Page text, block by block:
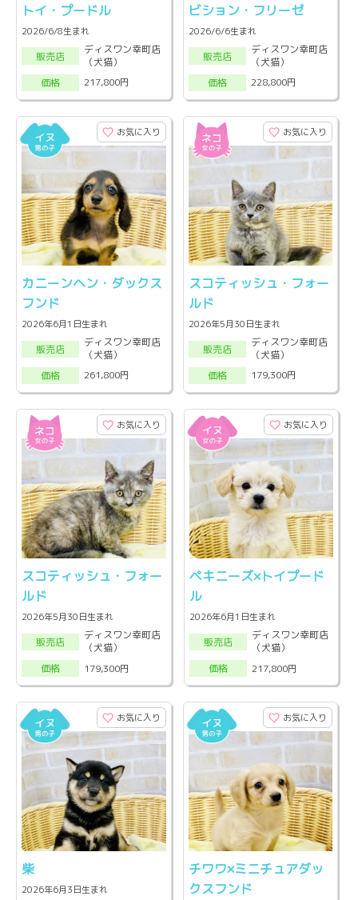
トイ・プードル
2026/6/8生まれ
販売店
ディスワン幸町店
（犬猫）
価格
217,800円
ビション・フリーゼ
2026/6/6生まれ
販売店
ディスワン幸町店
（犬猫）
価格
228,800円
お気に入り
カニーンヘン・ダックス
フンド
2026年6月1日生まれ
販売店
ディスワン幸町店
（犬猫）
価格
261,800円
お気に入り
スコティッシュ・フォー
ルド
2026年5月30日生まれ
販売店
ディスワン幸町店
（犬猫）
価格
179,300円
お気に入り
スコティッシュ・フォー
ルド
2026年5月30日生まれ
販売店
ディスワン幸町店
（犬猫）
価格
179,300円
お気に入り
ペキニーズ×トイプード
ル
2026年6月1日生まれ
販売店
ディスワン幸町店
（犬猫）
価格
217,800円
お気に入り
柴
2026年6月3日生まれ
お気に入り
チワワ×ミニチュアダッ
クスフンド